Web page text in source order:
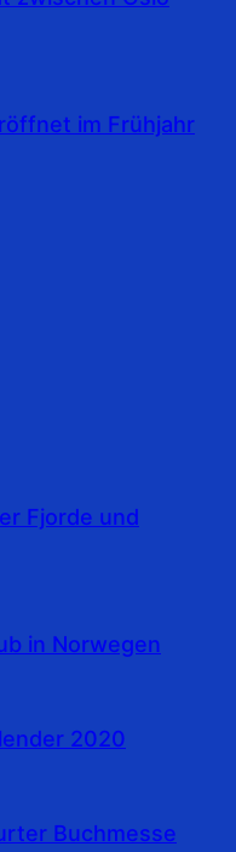
im Frühjahr
Fjorde und
in Norwegen
2020
Buchmesse